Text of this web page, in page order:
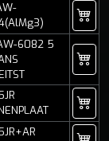
6082 5